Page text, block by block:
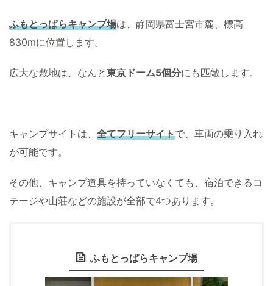
ふもとっぱらキャンプ場は、静岡県富士宮市麓、標高
830mに位置します。
広大な敷地は、なんと東京ドーム5個分にも匹敵します。
キャンプサイトは、 全てフリーサイトで、車両の乗り入れ
が可能です。
その他、キャンプ道具を持っていなくても、宿泊できるコ
テージや山荘などの施設が全部で4つあります。
ふもとっぱらキャンプ場